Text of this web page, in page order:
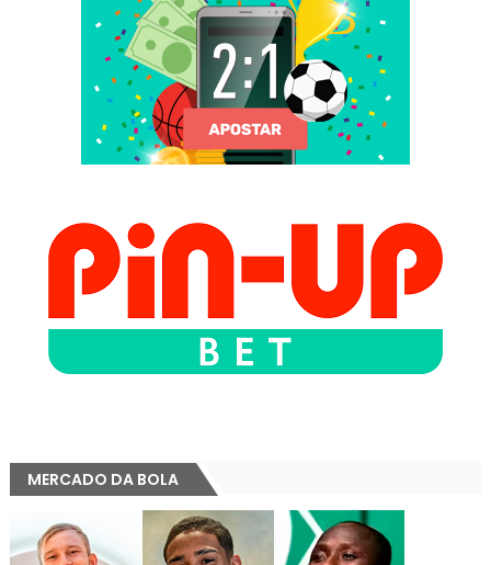
MERCADO DA BOLA